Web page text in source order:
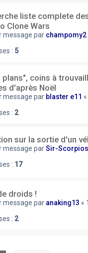
liste complete
Clone Wars
message par champomy2
: 5
plans", coins à
d'après Noël
message par blaster e11 «
: 2
sur la sortie d'un
message parSir-Scorpios
: 17
droids !
message par anaking13 «
: 2